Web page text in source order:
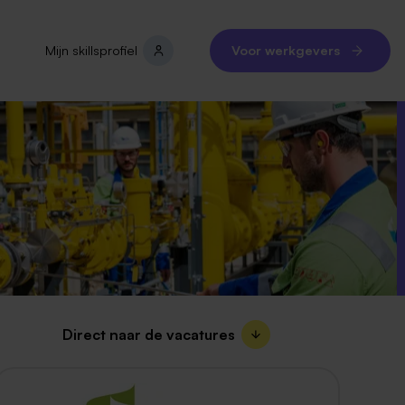
Mijn skillsprofiel Voor werkgevers
Direct naar de vacatures